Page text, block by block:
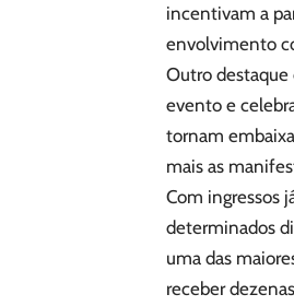
incentivam a
envolvimento
Outro destaque
evento e
tornam
mais as
Com ingressos
determinados
uma das
receber